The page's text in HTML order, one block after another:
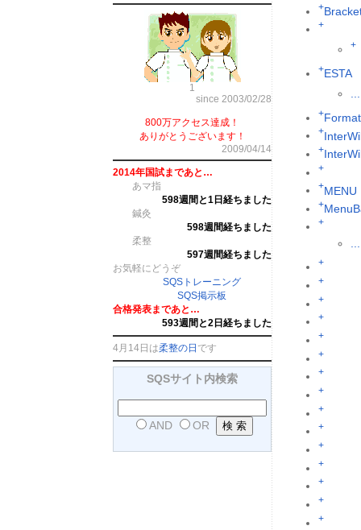
1
since 2003/02/28
800万アクセス達成！
ありがとうございます！
2009/04/14
2014年国試まであと…
あマ指
598週間と1日経ちました
鍼灸
598週間経ちました
柔整
597週間経ちました
お気軽にどうぞ
SQSトレーニング
SQS掲示板
合格発表まであと…
593週間と2日経ちました
4月14日は柔整の日 です
SQSサイト内検索
AND OR
+
+
+
+ESTA
+
+
+
+
+MENU
+
+
+
+
+
+
+
+
+
+
+
+
+
+
+
+
+